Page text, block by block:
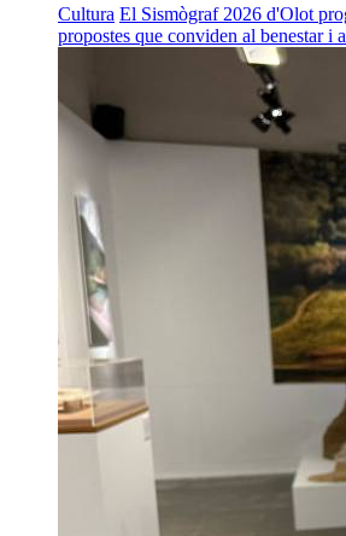
Cultura El Sismògraf 2026 d'Olot
propostes que conviden al benestar i